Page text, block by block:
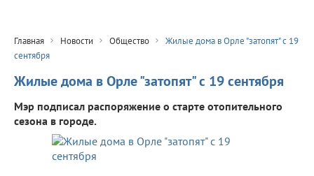
Главная Новости Общество
Жилые дома в Орле "затопят" с 19
сентября
Жилые дома в Орле "затопят" с 19 сентября
Мэр подписал распоряжение о старте отопительного
сезона в городе.